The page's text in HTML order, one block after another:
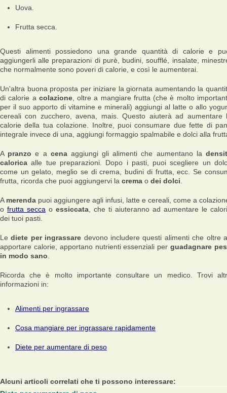
Uova.
Frutta secca.
Questi alimenti possiedono una grande quantità di calorie e
aggiungerli alle preparazioni di purè, budini, soufflé, insalate,
che normalmente sono poveri di calorie, e così le aumenterai.
Un'altra buona proposta per iniziare la giornata aumentando la
di calorie a colazione, oltre a mangiare frutta (che è molto
per il suo apporto di vitamine e minerali) aggiungi al latte o allo
cereali con zucchero, avena, mais. Questo aiuterà ad aumentare
calorie della tua colazione. Inoltre, puoi consumare due fette di
integrale invece di una, aggiungi formaggio spalmabile e dolci alla
A pranzoe a cena aggiungi gli alimenti che aumentano la
caloricaalle tue preparazioni. Dopo i pasti, puoi scegliere un
come un gelato, meglio se di crema, budini di frutta, ecc. Se
frutta, ricorda che puoi aggiungervi la crema o dei dolci
A merenda puoi aggiungere agli infusi, latte e cereali, come a
o frutta secca o essiccata , che ti aiuteranno ad aumentare le
dei tuoi pasti.
Lediete per ingrassare devono includere questi alimenti che oltre
apportare calorie, apportano nutrienti essenziali perguadagnare
in modo sano
Ricorda che è molto importante consultare un medico. Trovi
informazioni in:
Alimenti per ingrassare
Cosa mangiare per ingrassare rapidamente
Diete per aumentare di peso
Alcuni articoli correlati che ti possono interessare: